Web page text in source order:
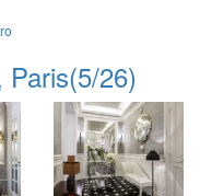
Paris(5/26)